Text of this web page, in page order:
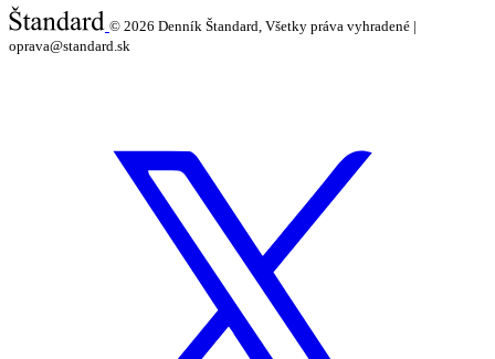
© 2026 Denník Štandard, Všetky práva vyhradené |
oprava@standard.sk